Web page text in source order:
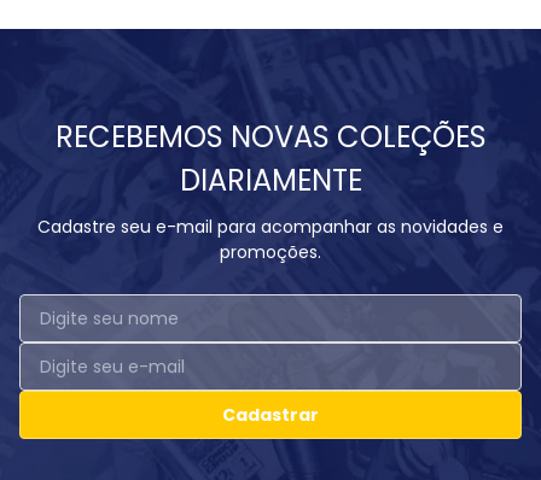
RECEBEMOS NOVAS COLEÇÕES
DIARIAMENTE
Cadastre seu e-mail para acompanhar as novidades e
promoções.
Cadastrar